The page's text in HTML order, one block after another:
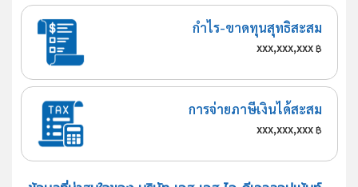
กำไร-ขาดทุนสุทธิสะสม
xxx,xxx,xxx฿
การจ่ายภาษีเงินได้สะสม
xxx,xxx,xxx฿